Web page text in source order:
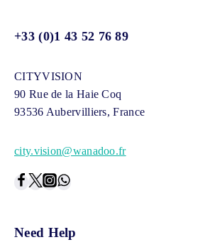
+33 (0)1 43 52 76 89
CITYVISION
90 Rue de la Haie Coq
93536 Aubervilliers, France
city.vision@wanadoo.fr
Need Help